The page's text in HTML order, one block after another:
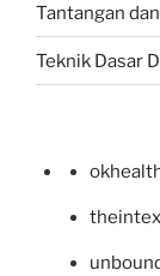
Tantangan
Teknik Dasar